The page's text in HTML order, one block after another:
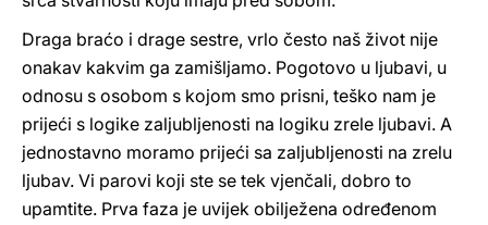
Draga braćo i drage sestre, vrlo često naš život nije
onakav kakvim ga zamišljamo. Pogotovo u ljubavi, u
odnosu s osobom s kojom smo prisni, teško nam je
prijeći s logike zaljubljenosti na logiku zrele ljubavi. A
jednostavno moramo prijeći sa zaljubljenosti na zrelu
ljubav. Vi parovi koji ste se tek vjenčali, dobro to
upamtite. Prva faza je uvijek obilježena određenom